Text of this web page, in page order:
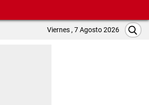
Viernes , 7 Agosto 2026